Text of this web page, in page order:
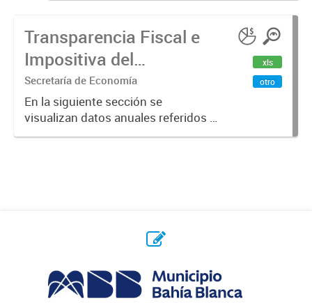
Transparencia Fiscal e
Impositiva del
Municipio. Año 2023
Secretaría de Economía
En la siguiente sección se
visualizan datos anuales referidos a
la transparencia fiscal e impositiva
xls
otro